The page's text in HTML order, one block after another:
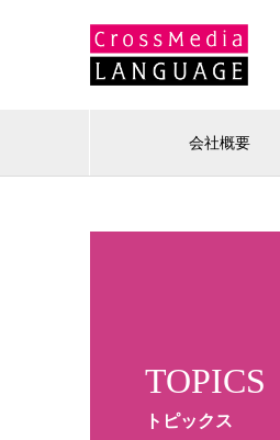
会社概要
TOPICS
トピックス